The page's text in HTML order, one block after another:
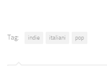
Tag: indie italiani pop